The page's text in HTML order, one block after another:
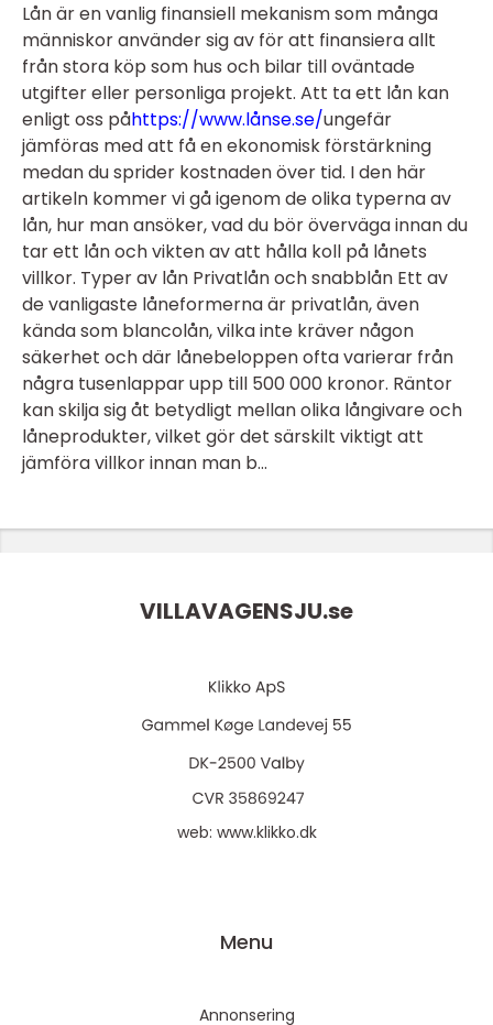
Lån är en vanlig finansiell mekanism som många
människor använder sig av för att finansiera allt
från stora köp som hus och bilar till oväntade
utgifter eller personliga projekt. Att ta ett lån kan
enligt oss påhttps://www.lånse.se/ungefär
jämföras med att få en ekonomisk förstärkning
medan du sprider kostnaden över tid. I den här
artikeln kommer vi gå igenom de olika typerna av
lån, hur man ansöker, vad du bör överväga innan du
tar ett lån och vikten av att hålla koll på lånets
villkor. Typer av lån Privatlån och snabblån Ett av
de vanligaste låneformerna är privatlån, även
kända som blancolån, vilka inte kräver någon
säkerhet och där lånebeloppen ofta varierar från
några tusenlappar upp till 500 000 kronor. Räntor
kan skilja sig åt betydligt mellan olika långivare och
låneprodukter, vilket gör det särskilt viktigt att
jämföra villkor innan man b...
VILLAVAGENSJU.se
web: www.klikko.dk
Menu
Annonsering